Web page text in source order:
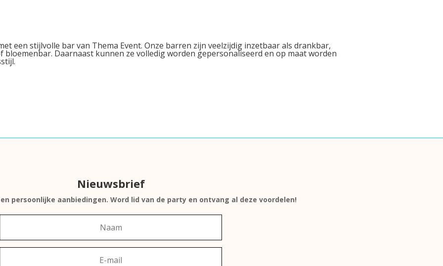
een stijlvolle bar van Thema Event. Onze barren zijn veelzijdig inzetbaar als drankbar,
Daarnaast kunnen ze volledig worden gepersonaliseerd en op maat worden
Nieuwsbrief
persoonlijke aanbiedingen. Word lid van de party en ontvang al deze voordelen!